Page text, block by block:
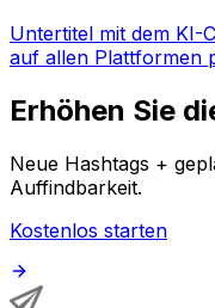
Untertitel mit dem KI-
auf allen Plattformen
Erhöhen Sie
Neue Hashtags +
Auffindbarkeit.
Kostenlos starten